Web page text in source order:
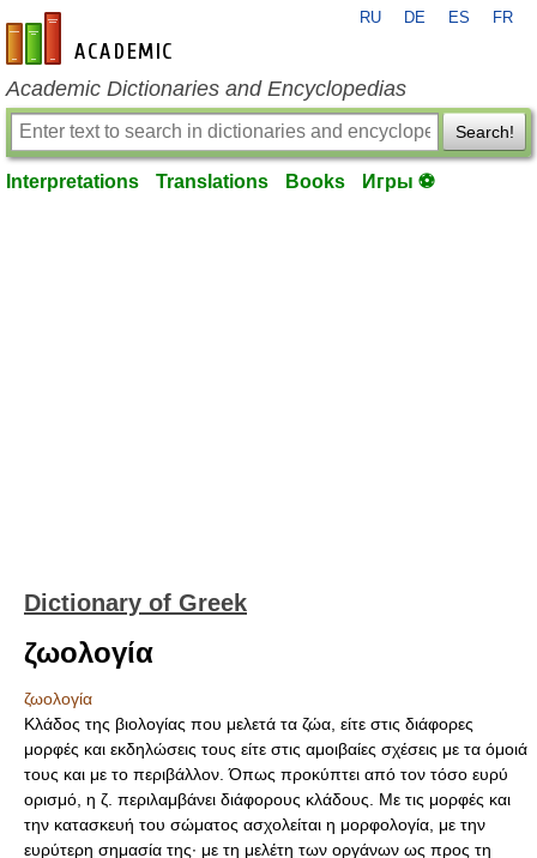
en-academic.com
RU DE ES FR
Academic Dictionaries and Encyclopedias
Search!
Interpretations Translations Books Игры ⚽
Dictionary of Greek
ζωολογία
ζωολογία
Κλάδος της βιολογίας που μελετά τα ζώα, είτε στις διάφορες
μορφές και εκδηλώσεις τους είτε στις αμοιβαίες σχέσεις με τα όμοιά
τους και με το περιβάλλον. Όπως προκύπτει από τον τόσο ευρύ
ορισμό, η ζ. περιλαμβάνει διάφορους κλάδους. Με τις μορφές και
την κατασκευή του σώματος ασχολείται η μορφολογία, με την
ευρύτερη σημασία της· με τη μελέτη των οργάνων ως προς τη